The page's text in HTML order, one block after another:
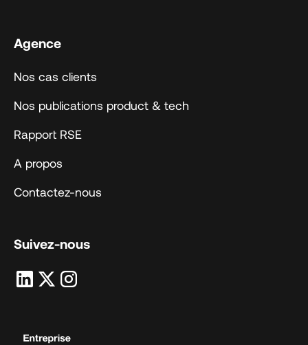
Agence
Nos cas clients
Nos publications product & tech
Rapport RSE
A propos
Contactez-nous
Suivez-nous